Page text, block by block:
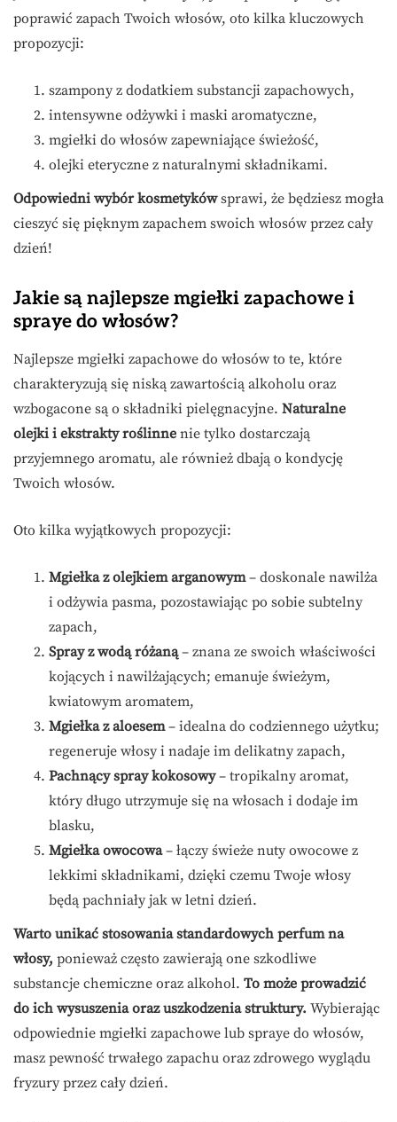
poprawić zapach Twoich włosów, oto kilka kluczowych
propozycji:
szampony z dodatkiem substancji zapachowych,
intensywne odżywki i maski aromatyczne,
mgiełki do włosów zapewniające świeżość,
olejki eteryczne z naturalnymi składnikami.
Odpowiedni wybór kosmetykówsprawi, że będziesz mogła
cieszyć się pięknym zapachem swoich włosów przez cały
dzień!
Jakie są najlepsze mgiełki zapachowe i
spraye do włosów?
Najlepsze mgiełki zapachowe do włosów to te, które
charakteryzują się niską zawartością alkoholu oraz
wzbogacone są o składniki pielęgnacyjne. Naturalne
olejki i ekstrakty roślinne nie tylko dostarczają
przyjemnego aromatu, ale również dbają o kondycję
Twoich włosów.
Oto kilka wyjątkowych propozycji:
Mgiełka z olejkiem arganowym– doskonale nawilża
i odżywia pasma, pozostawiając po sobie subtelny
zapach,
Spray z wodą różaną– znana ze swoich właściwości
kojących i nawilżających; emanuje świeżym,
kwiatowym aromatem,
Mgiełka z aloesem– idealna do codziennego użytku;
regeneruje włosy i nadaje im delikatny zapach,
Pachnący spray kokosowy– tropikalny aromat,
który długo utrzymuje się na włosach i dodaje im
blasku,
Mgiełka owocowa– łączy świeże nuty owocowe z
lekkimi składnikami, dzięki czemu Twoje włosy
będą pachniały jak w letni dzień.
Warto unikać stosowania standardowych perfum na
włosy, ponieważ często zawierają one szkodliwe
substancje chemiczne oraz alkohol. To może prowadzić
do ich wysuszenia oraz uszkodzenia struktury. Wybierając
odpowiednie mgiełki zapachowe lub spraye do włosów,
masz pewność trwałego zapachu oraz zdrowego wyglądu
fryzury przez cały dzień.